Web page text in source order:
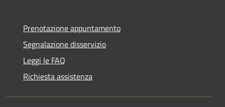
Prenotazione appuntamento
Segnalazione disservizio
Leggi le FAQ
Richiesta assistenza